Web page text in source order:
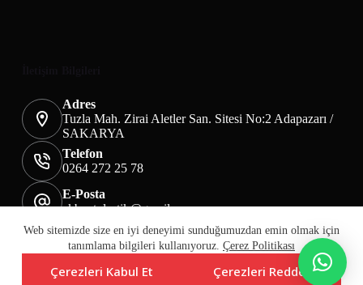
Web sitemizde size en iyi deneyimi sunduğumuzdan emin olmak için
tanımlama bilgileri kullanıyoruz. Çerez Politikası
Çerezleri Kabul Et Çerezleri Reddet
Adres
Tuzla Mah. Zirai Aletler San. Sitesi No:2 Adapazarı /
SAKARYA
Telefon
0264 272 25 78
E-Posta
akbaotolastik@gmail.com
Mesafeli Satış Sözleşmesi
Teslimat&İade
Üyelik KVKK Sayfası
Çerez Politikası